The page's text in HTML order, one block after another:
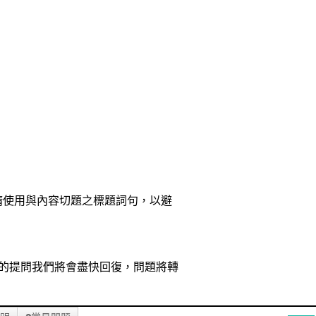
用與內容切題之標題詞句，以避
提問我們將會盡快回復，問題將轉